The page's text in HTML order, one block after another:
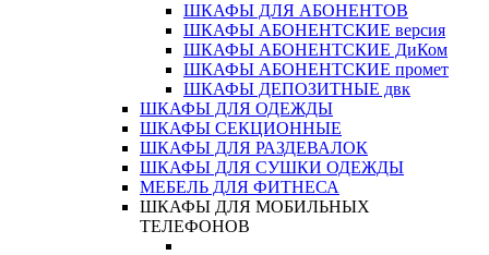
ШКАФЫ ДЛЯ АБОНЕНТОВ
ШКАФЫ АБОНЕНТСКИЕ версия
ШКАФЫ АБОНЕНТСКИЕ ДиКом
ШКАФЫ АБОНЕНТСКИЕ промет
ШКАФЫ ДЕПОЗИТНЫЕ двк
ШКАФЫ ДЛЯ ОДЕЖДЫ
ШКАФЫ СЕКЦИОННЫЕ
ШКАФЫ ДЛЯ РАЗДЕВАЛОК
ШКАФЫ ДЛЯ СУШКИ ОДЕЖДЫ
МЕБЕЛЬ ДЛЯ ФИТНЕСА
ШКАФЫ ДЛЯ МОБИЛЬНЫХ
ТЕЛЕФОНОВ